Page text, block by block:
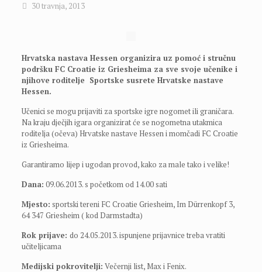
30 travnja, 2013
Hrvatska nastava Hessen organizira uz pomoć i stručnu
podršku FC Croatie iz Griesheima za sve svoje učenike i
njihove roditelje Sportske susrete Hrvatske nastave
Hessen.
Učenici se mogu prijaviti za sportske igre nogomet ili graničara.
Na kraju dječjih igara organizirat će se nogometna utakmica
roditelja (očeva) Hrvatske nastave Hessen i momčadi FC Croatie
iz Griesheima.
Garantiramo lijep i ugodan provod, kako za male tako i velike!
Dana: 09.06.2013. s početkom od 14.00 sati
Mjesto: sportski tereni FC Croatie Griesheim, Im Dürrenkopf 3,
64 347 Griesheim ( kod Darmstadta)
Rok prijave: do 24.05.2013. ispunjene prijavnice treba vratiti
učiteljicama
Medijski pokrovitelji: Večernji list, Max i Fenix.